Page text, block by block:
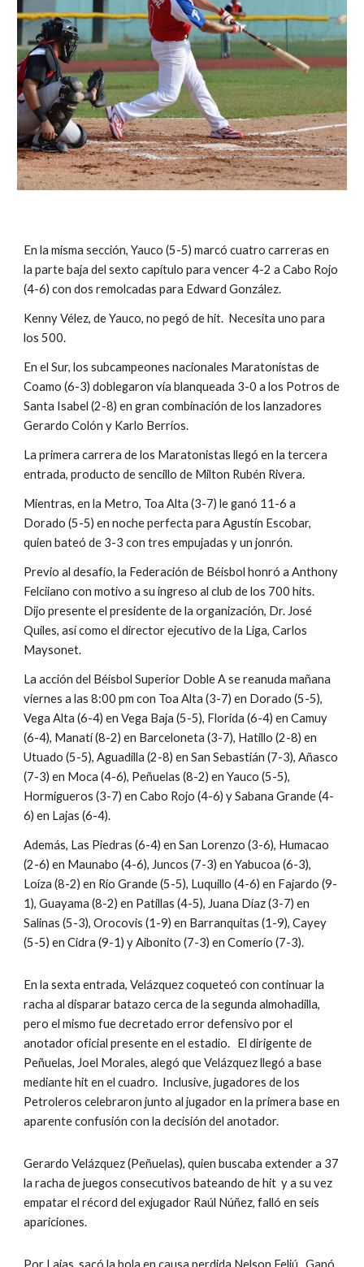
En la misma sección, Yauco (5-5) marcó cuatro carreras en
la parte baja del sexto capítulo para vencer 4-2 a Cabo Rojo
(4-6) con dos remolcadas para Edward González.
Kenny Vélez, de Yauco, no pegó de hit.  Necesita uno para
los 500.
En el Sur, los subcampeones nacionales Maratonistas de
Coamo (6-3) doblegaron vía blanqueada 3-0 a los Potros de
Santa Isabel (2-8) en gran combinación de los lanzadores
Gerardo Colón y Karlo Berríos.
La primera carrera de los Maratonistas llegó en la tercera
entrada, producto de sencillo de Milton Rubén Rivera.
Mientras, en la Metro, Toa Alta (3-7) le ganó 11-6 a
Dorado (5-5) en noche perfecta para Agustín Escobar,
quien bateó de 3-3 con tres empujadas y un jonrón.
Previo al desafío, la Federación de Béisbol honró a Anthony
Felciiano con motivo a su ingreso al club de los 700 hits.
Dijo presente el presidente de la organización, Dr. José
Quiles, así como el director ejecutivo de la Liga, Carlos
Maysonet.
La acción del Béisbol Superior Doble A se reanuda mañana
viernes a las 8:00 pm con Toa Alta (3-7) en Dorado (5-5),
Vega Alta (6-4) en Vega Baja (5-5), Florida (6-4) en Camuy
(6-4), Manatí (8-2) en Barceloneta (3-7), Hatillo (2-8) en
Utuado (5-5), Aguadilla (2-8) en San Sebastián (7-3), Añasco
(7-3) en Moca (4-6), Peñuelas (8-2) en Yauco (5-5),
Hormigueros (3-7) en Cabo Rojo (4-6) y Sabana Grande (4-
6) en Lajas (6-4).
Además, Las Piedras (6-4) en San Lorenzo (3-6), Humacao
(2-6) en Maunabo (4-6), Juncos (7-3) en Yabucoa (6-3),
Loíza (8-2) en Río Grande (5-5), Luquillo (4-6) en Fajardo (9-
1), Guayama (8-2) en Patillas (4-5), Juana Díaz (3-7) en
Salinas (5-3), Orocovis (1-9) en Barranquitas (1-9), Cayey
(5-5) en Cidra (9-1) y Aibonito (7-3) en Comerío (7-3).
En la sexta entrada, Velázquez coqueteó con continuar la
racha al disparar batazo cerca de la segunda almohadilla,
pero el mismo fue decretado error defensivo por el
anotador oficial presente en el estadio.   El dirigente de
Peñuelas, Joel Morales, alegó que Velázquez llegó a base
mediante hit en el cuadro.  Inclusive, jugadores de los
Petroleros celebraron junto al jugador en la primera base en
aparente confusión con la decisión del anotador.
Gerardo Velázquez (Peñuelas), quien buscaba extender a 37
la racha de juegos consecutivos bateando de hit  y a su vez
empatar el récord del exjugador Raúl Núñez, falló en seis
apariciones.
Por Lajas, sacó la bola en causa perdida Nelson Feliú.  Ganó